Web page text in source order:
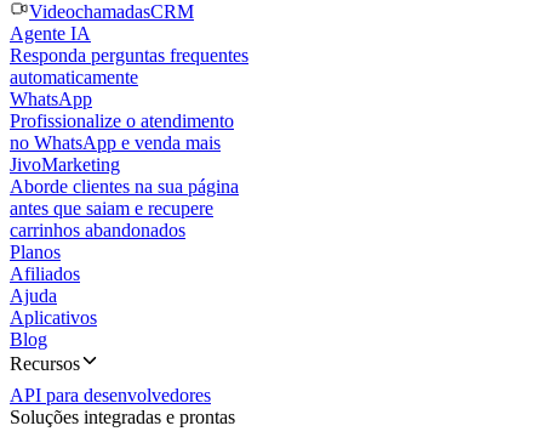
VideochamadasCRM
Agente IA
Responda perguntas frequentes
automaticamente
WhatsApp
Profissionalize o atendimento
no WhatsApp e venda mais
JivoMarketing
Aborde clientes na sua página
antes que saiam e recupere
carrinhos abandonados
Planos
Afiliados
Ajuda
Aplicativos
Blog
Recursos
API para desenvolvedores
Soluções integradas e prontas